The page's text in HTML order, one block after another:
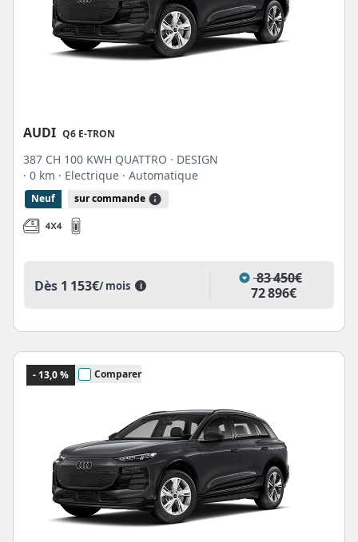
AUDI Q6 E-TRON
387 CH 100 KWH QUATTRO · DESIGN
· 0 km · Electrique · Automatique
Neuf sur commande
Dès 1 153€/ mois i
83 450€
72 896€
- 13,0 % Comparer